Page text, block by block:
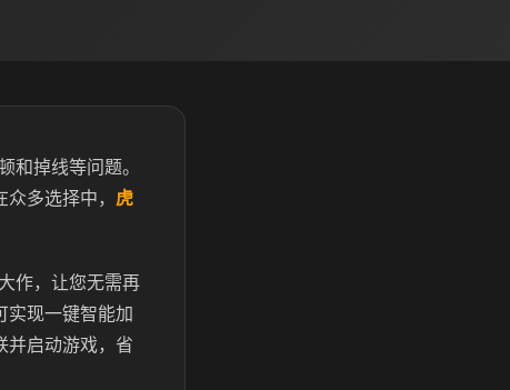
和掉线等问题。
多选择中， 虎
作，让您无需再
实现一键智能加
并启动游戏，省